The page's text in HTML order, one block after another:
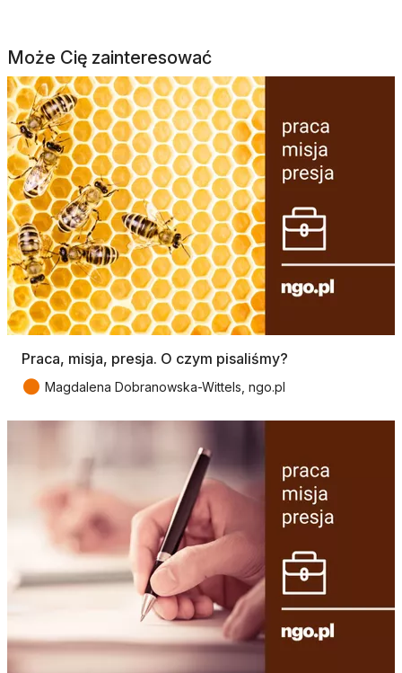
Może Cię zainteresować
Praca, misja, presja. O czym pisaliśmy?
● Magdalena Dobranowska-Wittels, ngo.pl